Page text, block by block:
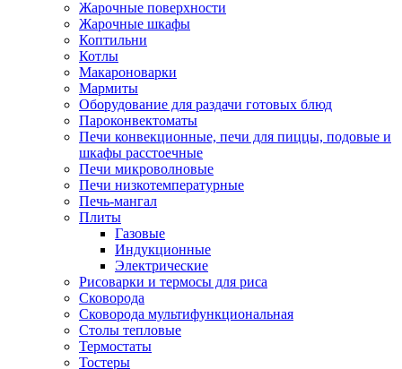
Жарочные поверхности
Жарочные шкафы
Коптильни
Котлы
Макароноварки
Мармиты
Оборудование для раздачи готовых блюд
Пароконвектоматы
Печи конвекционные, печи для пиццы, подовые и
шкафы расстоечные
Печи микроволновые
Печи низкотемпературные
Печь-мангал
Плиты
Газовые
Индукционные
Электрические
Рисоварки и термосы для риса
Сковорода
Сковорода мультифункциональная
Столы тепловые
Термостаты
Тостеры